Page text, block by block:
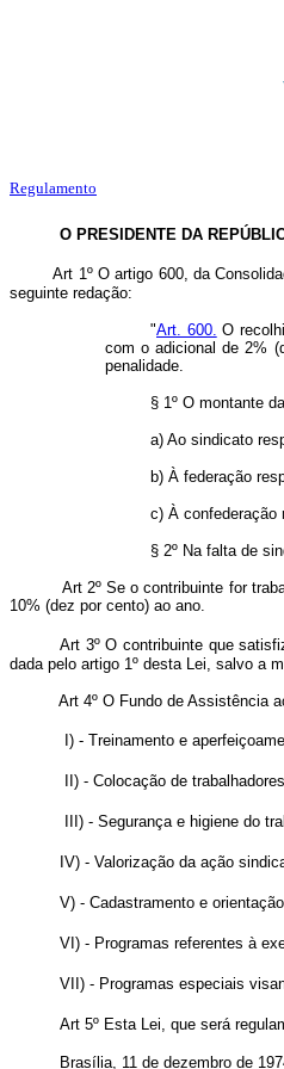
Regulamento
O PRESIDENTE DA
Art 1º O artigo 600, da
seguinte redação:
"Art. 600. O
com o adicional de 2%
penalidade.
§ 1º O montante
a) Ao sindicato
b) À federação
c) À confederação
§ 2º Na falta de
Art 2º Se o contribuinte for
10% (dez por cento) ao ano.
Art 3º O contribuinte que
dada pelo artigo 1º desta Lei, salvo a
Art 4º O Fundo de Assistência
I) - Treinamento e
II) - Colocação de
III) - Segurança e higiene do
IV) - Valorização da ação
V) - Cadastramento e
VI) - Programas referentes à
VII) - Programas especiais
Art 5º Esta Lei, que será
Brasília, 11 de dezembro de